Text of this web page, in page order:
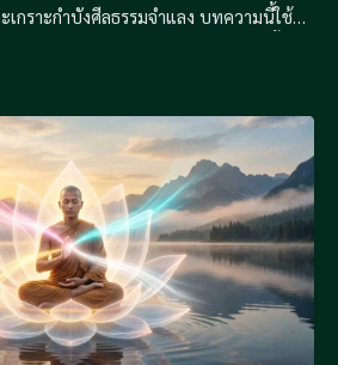
เกราะกำบังศีลธรรมจำแลง บทความนี้ใช้
และพุทธปรัชญาเพื่อถอดรื้อ
และเสนอทางออกสู่การปฏิรูปอย่างยั่งยืน